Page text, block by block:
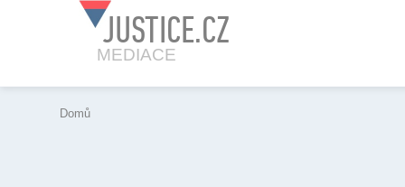
JUSTICE.CZ
MEDIACE
Domů